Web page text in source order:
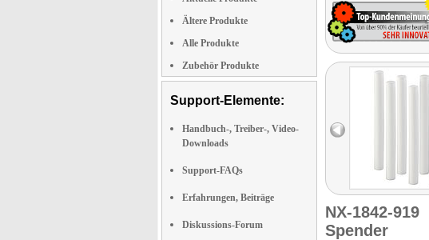
Ältere Produkte
Alle Produkte
Zubehör Produkte
Support-Elemente:
Handbuch-, Treiber-, Video-
Downloads
Support-FAQs
Erfahrungen, Beiträge
Diskussions-Forum
NX-1842-919
Spender